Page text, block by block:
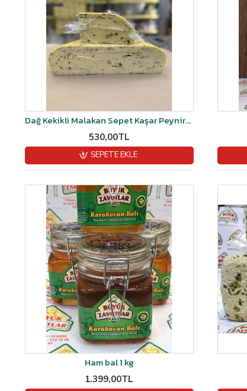
Dağ Kekikli Malakan Sepet Kaşar Peyniri Şirden Mayalı- 1kg
530,00TL
SEPETE EKLE
Ham bal 1 kg
1.399,00TL